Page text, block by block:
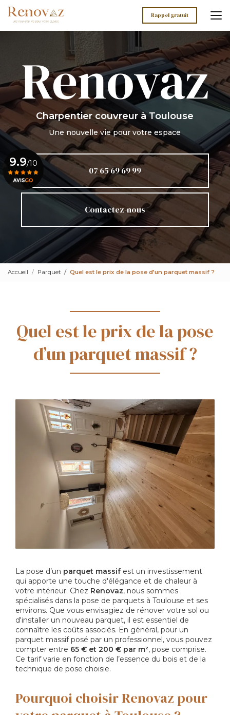
Aller
au
contenu
principal
Rappel gratuit
Charpentier couvreur à Toulouse
Une nouvelle vie pour votre espace
07 65 69 69 99
Contactez-nous
9.9/10
Voir le certificat
Accueil Parquet Quel est le prix de la pose d’un parquet massif ?
Quel est le prix de la pose
d’un parquet massif ?
La pose d’un parquet massifest un investissement
qui apporte une touche d'élégance et de chaleur à
votre intérieur. Chez Renovaz, nous sommes
spécialisés dans la pose de parquets à Toulouse et ses
environs. Que vous envisagiez de rénover votre sol ou
d'installer un nouveau parquet, il est essentiel de
connaître les coûts associés. En général, pour un
parquet massif posé par un professionnel, vous pouvez
compter entre 65 € et 200 € par m², pose comprise.
Ce tarif varie en fonction de l’essence du bois et de la
technique de pose choisie.
Pourquoi choisir Renovaz pour